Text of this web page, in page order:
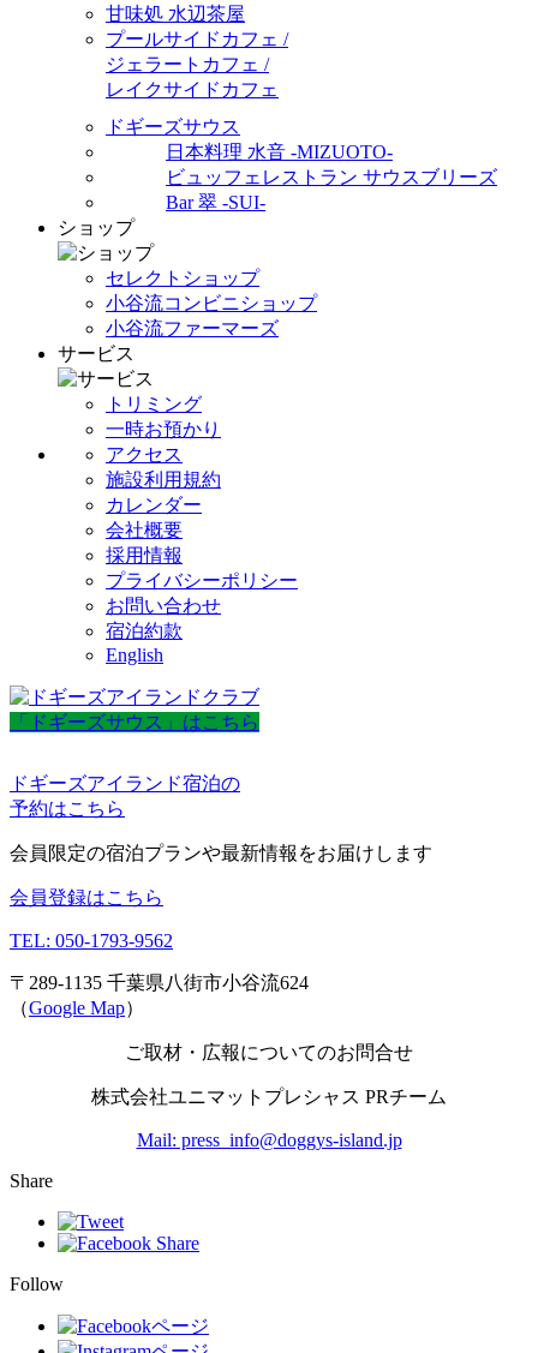
甘味処 水辺茶屋
プールサイドカフェ /
ジェラートカフェ /
レイクサイドカフェ
ドギーズサウス
日本料理 水音 -MIZUOTO-
ビュッフェレストラン サウスブリーズ
Bar 翠 -SUI-
ショップ
セレクトショップ
小谷流コンビニショップ
小谷流ファーマーズ
サービス
トリミング
一時お預かり
アクセス
施設利用規約
カレンダー
会社概要
採用情報
プライバシーポリシー
お問い合わせ
宿泊約款
English
「ドギーズサウス」はこちら
ドギーズアイランド宿泊の
予約はこちら
会員限定の宿泊プランや最新情報をお届けします
会員登録はこちら
TEL: 050-1793-9562
〒289-1135 千葉県八街市小谷流624
（Google Map）
ご取材・広報についてのお問合せ
株式会社ユニマットプレシャス PRチーム
Mail: press_info@doggys-island.jp
Share
Follow